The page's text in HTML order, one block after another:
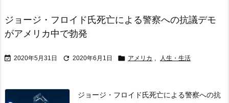
ジョージ・フロイド氏死亡による警察への抗議デモ
がアメリカ中で勃発
 2020年5月31日  2020年6月1日  アメリカ , 人生・生活
ジョージ・フロイド氏死亡による警察への抗